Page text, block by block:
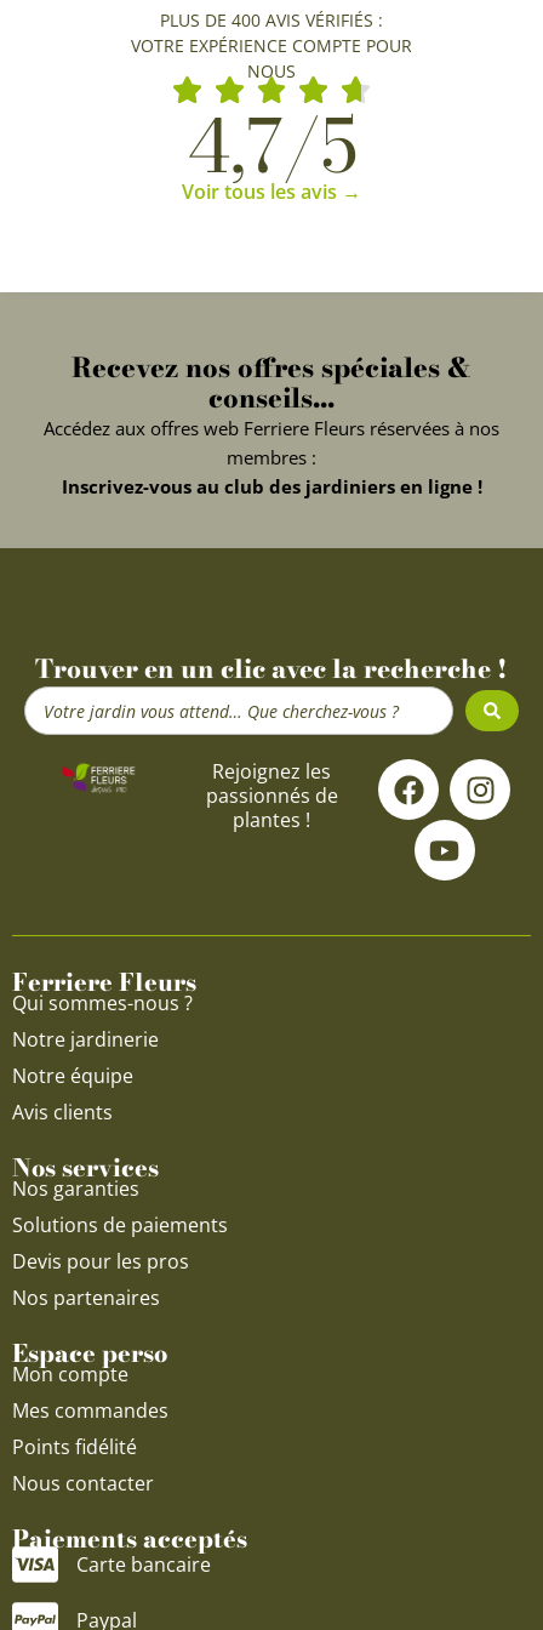
PLUS DE 400 AVIS VÉRIFIÉS :
VOTRE EXPÉRIENCE COMPTE POUR
NOUS
4,7/5
Voir tous les avis →
Recevez nos offres spéciales &
conseils...
Accédez aux offres web Ferriere Fleurs réservées à nos
membres :
Inscrivez-vous au club des jardiniers en ligne !
Trouver en un clic avec la recherche !
Search
...
Rejoignez les
passionnés de
plantes !
F
a
c
e
o
I
n
s
g
Y
o
u
t
u
b
Ferriere Fleurs
Qui sommes-nous ?
Notre jardinerie
Notre équipe
Avis clients
Nos services
Nos garanties
Solutions de paiements
Devis pour les pros
Nos partenaires
Espace perso
Mon compte
Mes commandes
Points fidélité
Nous contacter
Paiements acceptés
Carte bancaire
Paypal